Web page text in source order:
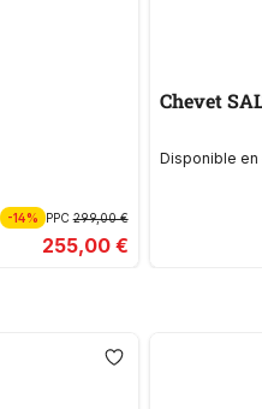
-14% PPC299,00 €
255,00 €
Chevet
Disponible